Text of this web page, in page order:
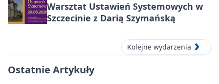
Warsztat Ustawień Systemowych w
Szczecinie z Darią Szymańską
Kolejne wydarzenia
Ostatnie Artykuły